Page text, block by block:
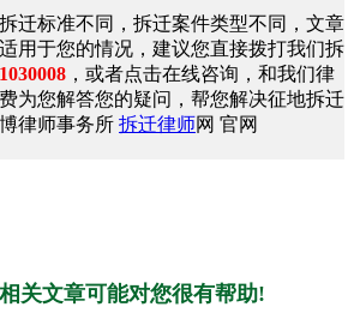
迁标准不同，拆迁案件类型不同，文章
用于您的情况，建议您直接拨打我们拆
，或者点击在线咨询，和我们律
为您解答您的疑问，帮您解决征地拆迁
律师事务所 拆迁律师网 官网
关文章可能对您很有帮助!